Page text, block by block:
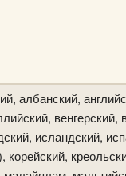
албанский,
венгерский,
исландский,